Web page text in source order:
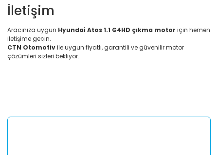
İletişim
Aracınıza uygun Hyundai Atos 1.1 G4HD çıkma motor için hemen
iletişime geçin.
CTN Otomotivile uygun fiyatlı, garantili ve güvenilir motor
çözümleri sizleri bekliyor.
Yorum Yaz